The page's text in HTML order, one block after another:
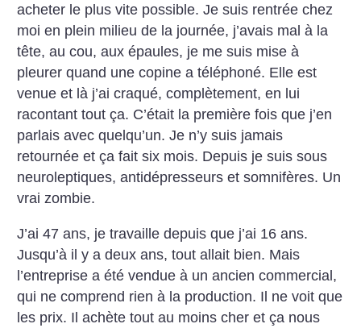
acheter le plus vite possible. Je suis rentrée chez
moi en plein milieu de la journée, j’avais mal à la
tête, au cou, aux épaules, je me suis mise à
pleurer quand une copine a téléphoné. Elle est
venue et là j’ai craqué, complètement, en lui
racontant tout ça. C’était la première fois que j’en
parlais avec quelqu’un. Je n’y suis jamais
retournée et ça fait six mois. Depuis je suis sous
neuroleptiques, antidépresseurs et somnifères. Un
vrai zombie.
J’ai 47 ans, je travaille depuis que j’ai 16 ans.
Jusqu’à il y a deux ans, tout allait bien. Mais
l’entreprise a été vendue à un ancien commercial,
qui ne comprend rien à la production. Il ne voit que
les prix. Il achète tout au moins cher et ça nous